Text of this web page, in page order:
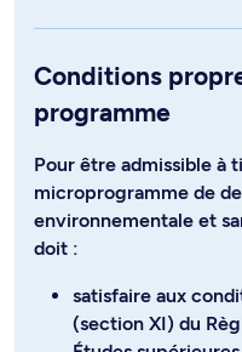
Conditions
programme
Pour être admissible à
microprogramme de
environnementale et
doit :
satisfaire aux
(section XI) du